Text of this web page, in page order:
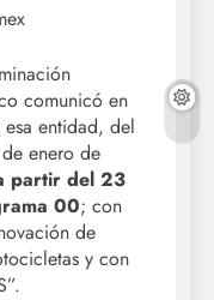
comunicó en
entidad, del
enero de
partir del 23
00; con
de
y con